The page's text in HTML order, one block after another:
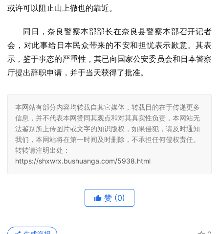
或许可以阻止山上徹也的靠近。
同日，奈良警察本部部长在奈良县警察本部召开记者
会，对此事给日本民众带来的不安和担忧表示歉意。其表
示，鉴于事态的严重性，其已向国家公安委员会和日本警察
厅提出辞职申请，并于当天获得了批准。
本网站有部分内容均转载自其它媒体，转载目的在于传递更多
信息，并不代表本网赞同其观点和对其真实性负责，本网站无
法鉴别所上传图片或文字的知识版权，如果侵犯，请及时通知
我们，本网站将在第一时间及时删除，不承担任何侵权责任。
转转请注明出处：
https://shxwrx.bushuanga.com/5938.html
赞 (0)